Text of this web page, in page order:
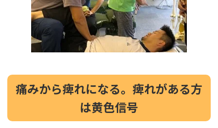
痛みから痺れになる。痺れがある方
は黄色信号